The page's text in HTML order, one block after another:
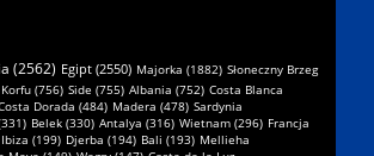
(2562) Egipt (2550) Majorka (1882) Słoneczny Brzeg
Korfu (756) Side (755) Albania (752) Costa Blanca
Dorada (484) Madera (478) Sardynia
Belek (330) Antalya (316) Wietnam (296) Francja
Ibiza (199) Djerba (194) Bali (193) Mellieha